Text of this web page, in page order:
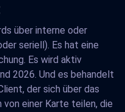
über interne oder
seriell). Es hat eine
Es wird aktiv
2026. Und es behandelt
der sich über das
einer Karte teilen, die